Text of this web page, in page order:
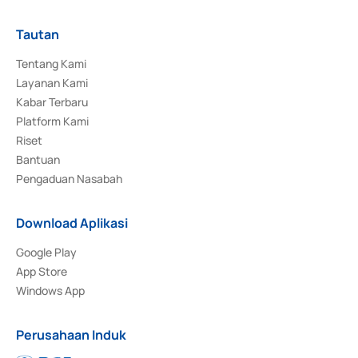
Tautan
Tentang Kami
Layanan Kami
Kabar Terbaru
Platform Kami
Riset
Bantuan
Pengaduan Nasabah
Download Aplikasi
Google Play
App Store
Windows App
Perusahaan Induk